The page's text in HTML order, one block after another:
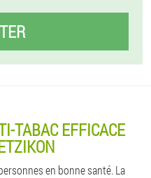
TABAC EFFICACE
en bonne santé. La